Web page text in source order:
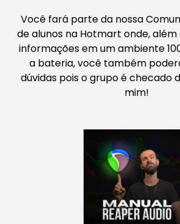
Você fará parte da nossa
de alunos na Hotmart onde,
informações em um ambiente
a bateria, você também
dúvidas pois o grupo é checado
mim!